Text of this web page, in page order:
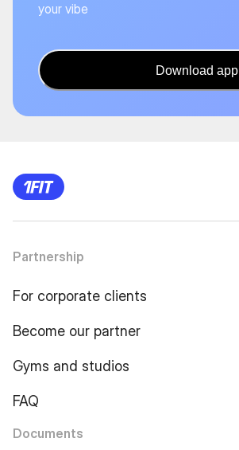
your vibe
Download app
Partnership
For corporate clients
Become our partner
Gyms and studios
FAQ
Documents